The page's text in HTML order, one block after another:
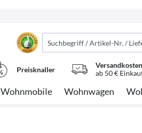
Preisknaller
ab 50 €
Wohnmobile Wohnwagen